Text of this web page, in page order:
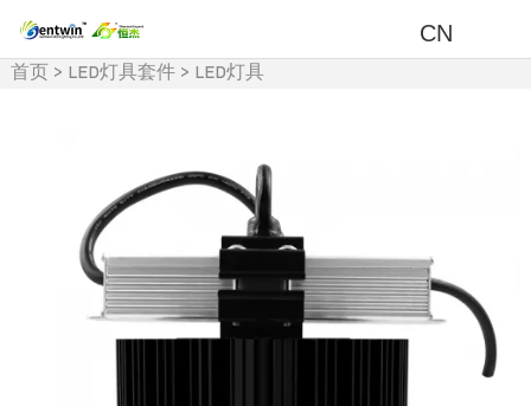
CN
首页 > LED灯具套件> LED灯具